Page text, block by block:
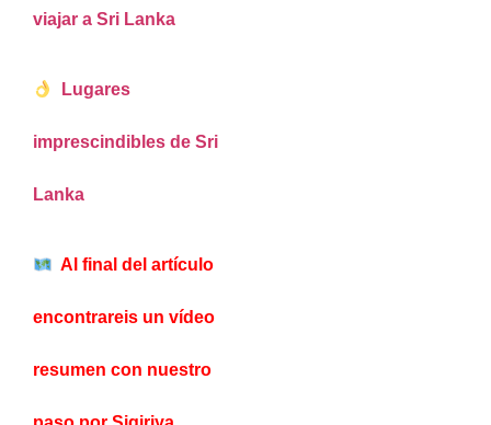
viajar a Sri Lanka
Lugares
imprescindibles de Sri
Lanka
Al final del artículo
encontrareis un vídeo
resumen con nuestro